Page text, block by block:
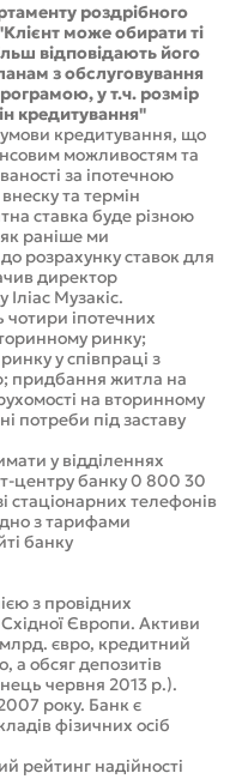
роздрібного
може обирати ті
відповідають його
з обслуговування
у т.ч. розмір
кредитування"
умови кредитування, що
можливостям та
за іпотечною
та термін
ставка буде різною
раніше ми
розрахунку ставок для
директор
Музакіс.
чотири іпотечних
ринку;
у співпраці з
придбання житла на
на вторинному
потреби під заставу
у відділеннях
центру банку 0 800 30
стаціонарних телефонів
з тарифами
банку
з провідних
Європи. Активи
євро, кредитний
а обсяг депозитів
червня 2013 р.).
року. Банк є
фізичних осіб
рейтинг надійності